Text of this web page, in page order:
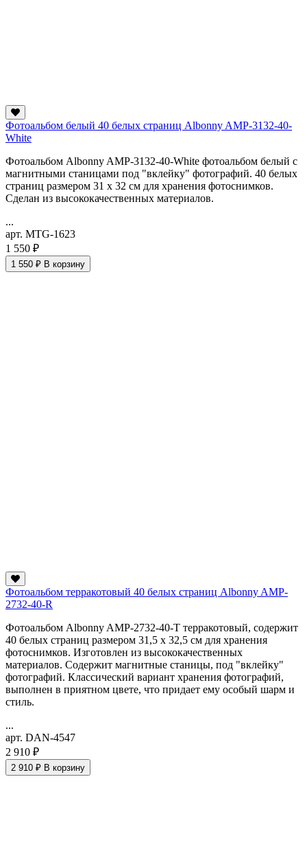
Фотоальбом белый 40 белых страниц Albonny AMP-3132-40-
White
Фотоальбом Albonny AMP-3132-40-White фотоальбом белый с
магнитными станицами под "вклейку" фотографий. 40 белых
страниц размером 31 x 32 см для хранения фотоснимков.
Сделан из высококачественных материалов.
...
арт. MTG-1623
1 550 ₽
1 550 ₽ В корзину
Фотоальбом терракотовый 40 белых страниц Albonny AMP-
2732-40-R
Фотоальбом Albonny AMP-2732-40-T терракотовый, содержит
40 белых страниц размером 31,5 x 32,5 см для хранения
фотоснимков. Изготовлен из высококачественных
материалов. Содержит магнитные станицы, под "вклейку"
фотографий. Классический вариант хранения фотографий,
выполнен в приятном цвете, что придает ему особый шарм и
стиль.
...
арт. DAN-4547
2 910 ₽
2 910 ₽ В корзину